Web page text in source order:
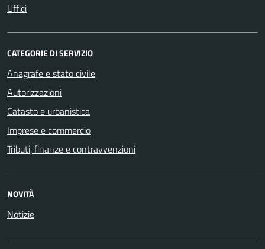
Uffici
CATEGORIE DI SERVIZIO
Anagrafe e stato civile
Autorizzazioni
Catasto e urbanistica
Imprese e commercio
Tributi, finanze e contravvenzioni
NOVITÀ
Notizie